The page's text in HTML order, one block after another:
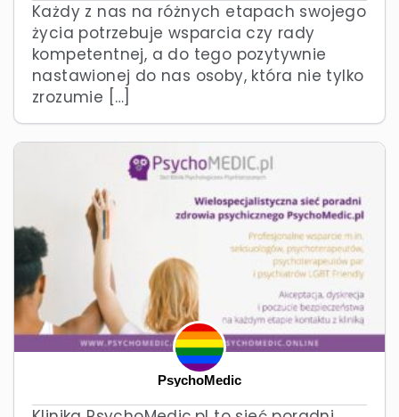
Każdy z nas na różnych etapach swojego
życia potrzebuje wsparcia czy rady
kompetentnej, a do tego pozytywnie
nastawionej do nas osoby, która nie tylko
zrozumie […]
PsychoMedic